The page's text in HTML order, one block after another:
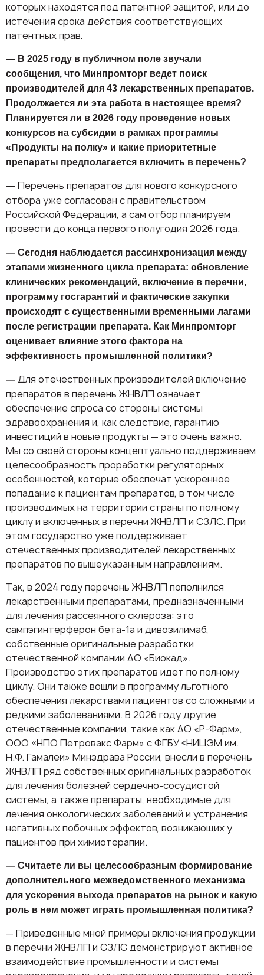
которых находятся под патентной защитой, или до
истечения срока действия соответствующих
патентных прав.
— В 2025 году в публичном поле звучали
сообщения, что Минпромторг ведет поиск
производителей для 43 лекарственных препаратов.
Продолжается ли эта работа в настоящее время?
Планируется ли в 2026 году проведение новых
конкурсов на субсидии в рамках программы
«Продукты на полку» и какие приоритетные
препараты предполагается включить в перечень?
— Перечень препаратов для нового конкурсного
отбора уже согласован с правительством
Российской Федерации, а сам отбор планируем
провести до конца первого полугодия 2026 года.
— Сегодня наблюдается рассинхронизация между
этапами жизненного цикла препарата: обновление
клинических рекомендаций, включение в перечни,
программу госгарантий и фактические закупки
происходят с существенными временными лагами
после регистрации препарата. Как Минпромторг
оценивает влияние этого фактора на
эффективность промышленной политики?
— Для отечественных производителей включение
препаратов в перечень ЖНВЛП означает
обеспечение спроса со стороны системы
здравоохранения и, как следствие, гарантию
инвестиций в новые продукты — это очень важно.
Мы со своей стороны концептуально поддерживаем
целесообразность проработки регуляторных
особенностей, которые обеспечат ускоренное
попадание к пациентам препаратов, в том числе
производимых на территории страны по полному
циклу и включенных в перечни ЖНВЛП и СЗЛС. При
этом государство уже поддерживает
отечественных производителей лекарственных
препаратов по вышеуказанным направлениям.
Так, в 2024 году перечень ЖНВЛП пополнился
лекарственными препаратами, предназначенными
для лечения рассеянного склероза: это
сампэгинтерферон бета-1а и дивозилимаб,
собственные оригинальные разработки
отечественной компании АО «Биокад».
Производство этих препаратов идет по полному
циклу. Они также вошли в программу льготного
обеспечения лекарствами пациентов со сложными и
редкими заболеваниями. В 2026 году другие
отечественные компании, такие как АО «Р-Фарм»,
ООО «НПО Петровакс Фарм» с ФГБУ «НИЦЭМ им.
Н.Ф. Гамалеи» Минздрава России, внесли в перечень
ЖНВЛП ряд собственных оригинальных разработок
для лечения болезней сердечно-сосудистой
системы, а также препараты, необходимые для
лечения онкологических заболеваний и устранения
негативных побочных эффектов, возникающих у
пациентов при химиотерапии.
— Считаете ли вы целесообразным формирование
дополнительного межведомственного механизма
для ускорения выхода препаратов на рынок и какую
роль в нем может играть промышленная политика?
— Приведенные мной примеры включения продукции
в перечни ЖНВЛП и СЗЛС демонстрируют активное
взаимодействие промышленности и системы